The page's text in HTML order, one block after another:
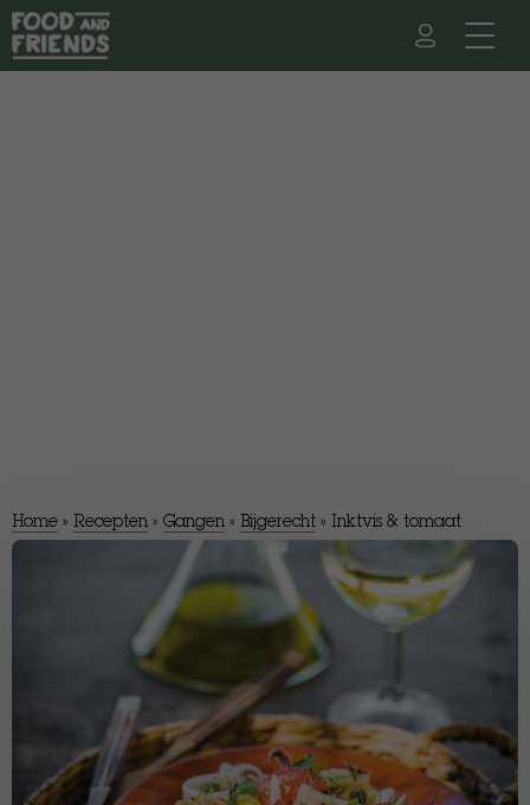
Home » Recepten » Gangen » Bijgerecht » Inktvis & tomaat